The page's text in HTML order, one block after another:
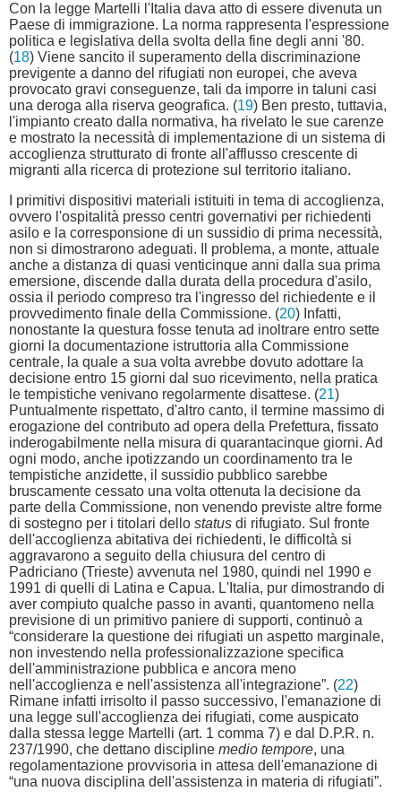
Con la legge Martelli l'Italia dava atto di essere divenuta un
Paese di immigrazione. La norma rappresenta l'espressione
politica e legislativa della svolta della fine degli anni '80.
(18) Viene sancito il superamento della discriminazione
previgente a danno del rifugiati non europei, che aveva
provocato gravi conseguenze, tali da imporre in taluni casi
una deroga alla riserva geografica. (19) Ben presto, tuttavia,
l'impianto creato dalla normativa, ha rivelato le sue carenze
e mostrato la necessità di implementazione di un sistema di
accoglienza strutturato di fronte all'afflusso crescente di
migranti alla ricerca di protezione sul territorio italiano.
I primitivi dispositivi materiali istituiti in tema di accoglienza,
ovvero l'ospitalità presso centri governativi per richiedenti
asilo e la corresponsione di un sussidio di prima necessità,
non si dimostrarono adeguati. Il problema, a monte, attuale
anche a distanza di quasi venticinque anni dalla sua prima
emersione, discende dalla durata della procedura d'asilo,
ossia il periodo compreso tra l'ingresso del richiedente e il
provvedimento finale della Commissione. (20) Infatti,
nonostante la questura fosse tenuta ad inoltrare entro sette
giorni la documentazione istruttoria alla Commissione
centrale, la quale a sua volta avrebbe dovuto adottare la
decisione entro 15 giorni dal suo ricevimento, nella pratica
le tempistiche venivano regolarmente disattese. (21)
Puntualmente rispettato, d'altro canto, il termine massimo di
erogazione del contributo ad opera della Prefettura, fissato
inderogabilmente nella misura di quarantacinque giorni. Ad
ogni modo, anche ipotizzando un coordinamento tra le
tempistiche anzidette, il sussidio pubblico sarebbe
bruscamente cessato una volta ottenuta la decisione da
parte della Commissione, non venendo previste altre forme
di sostegno per i titolari dello status di rifugiato. Sul fronte
dell'accoglienza abitativa dei richiedenti, le difficoltà si
aggravarono a seguito della chiusura del centro di
Padriciano (Trieste) avvenuta nel 1980, quindi nel 1990 e
1991 di quelli di Latina e Capua. L'Italia, pur dimostrando di
aver compiuto qualche passo in avanti, quantomeno nella
previsione di un primitivo paniere di supporti, continuò a
“considerare la questione dei rifugiati un aspetto marginale,
non investendo nella professionalizzazione specifica
dell'amministrazione pubblica e ancora meno
nell'accoglienza e nell'assistenza all'integrazione”. (22)
Rimane infatti irrisolto il passo successivo, l'emanazione di
una legge sull'accoglienza dei rifugiati, come auspicato
dalla stessa legge Martelli (art. 1 comma 7) e dal D.P.R. n.
237/1990, che dettano discipline medio tempore, una
regolamentazione provvisoria in attesa dell'emanazione di
“una nuova disciplina dell'assistenza in materia di rifugiati”.